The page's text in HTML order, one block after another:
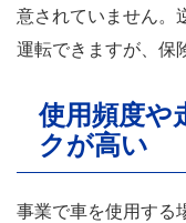
意されていません。
運転できますが、保
使用頻度や
クが高い
事業で車を使用する